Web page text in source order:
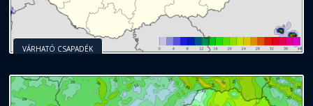
VÁRHATÓ CSAPADÉK